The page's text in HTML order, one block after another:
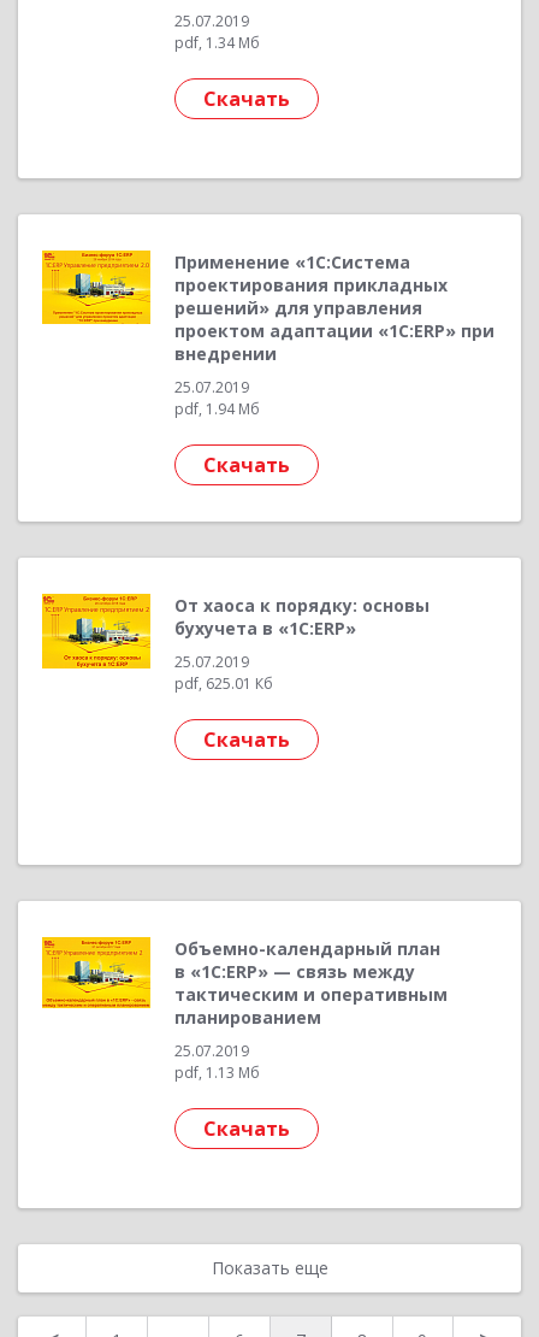
25.07.2019
pdf, 1.34 Мб
Скачать
Применение «1С:Система
проектирования прикладных
решений» для управления
проектом адаптации «1С:ERP» при
внедрении
25.07.2019
pdf, 1.94 Мб
Скачать
От хаоса к порядку: основы
бухучета в «1С:ERP»
25.07.2019
pdf, 625.01 Кб
Скачать
Объемно-календарный план
в «1С:ERP» — связь между
тактическим и оперативным
планированием
25.07.2019
pdf, 1.13 Мб
Скачать
Показать еще